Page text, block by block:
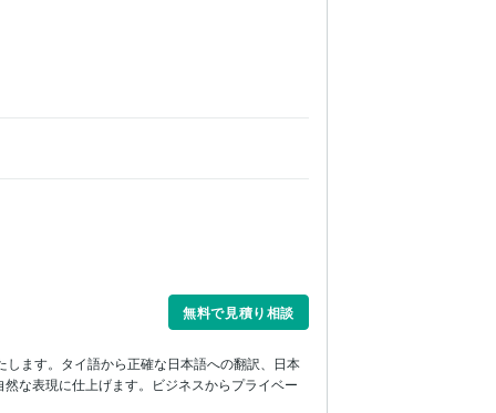
無料で見積り相談
ます。タイ語から正確な日本語への翻訳、日本
な表現に仕上げます。ビジネスからプライベー